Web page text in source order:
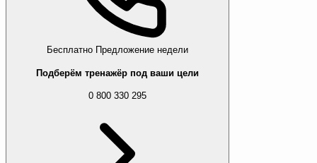
Бесплатно Предложение недели
Подберём тренажёр под ваши цели
0 800 330 295